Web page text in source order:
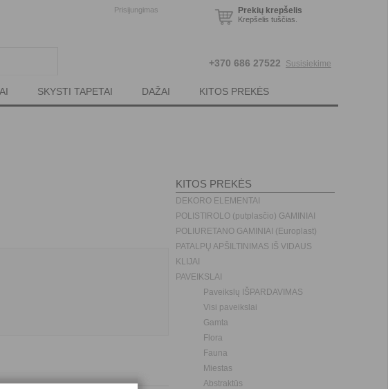
Prisijungimas Prekių krepšelis
Krepšelis tuščias.
+370 686 27522 Susisiekime
SKYSTI TAPETAI DAŽAI KITOS PREKĖS
KITOS PREKĖS
DEKORO ELEMENTAI
POLISTIROLO (putplasčio) GAMINIAI
POLIURETANO GAMINIAI (Europlast)
PATALPŲ APŠILTINIMAS IŠ VIDAUS
KLIJAI
PAVEIKSLAI
Paveikslų IŠPARDAVIMAS
Visi paveikslai
Gamta
Flora
Fauna
Miestas
Abstraktūs